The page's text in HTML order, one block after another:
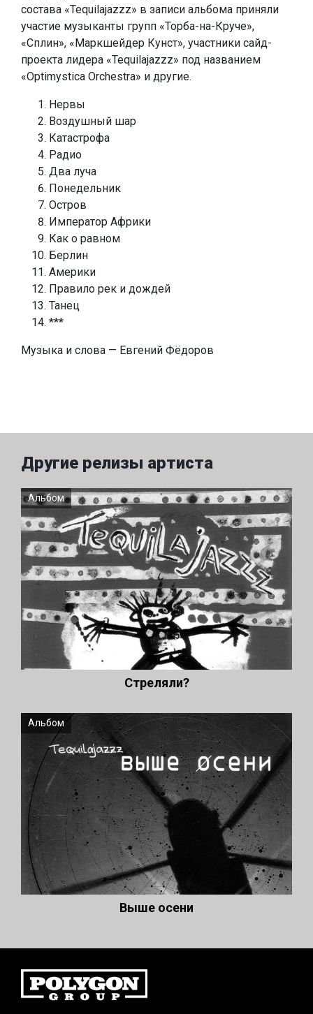
состава «Tequilajazzz» в записи альбома приняли
участие музыканты групп «Торба-на-Круче»,
«Сплин», «Маркшейдер Кунст», участники сайд-
проекта лидера «Tequilajazzz» под названием
«Optimystica Orchestra» и другие.
Нервы
Воздушный шар
Катастрофа
Радио
Два луча
Понедельник
Остров
Император Африки
Как о равном
Берлин
Америки
Правило рек и дождей
Танец
***
Музыка и слова — Евгений Фёдоров
Другие релизы артиста
Альбом
Стреляли?
Альбом
Выше осени